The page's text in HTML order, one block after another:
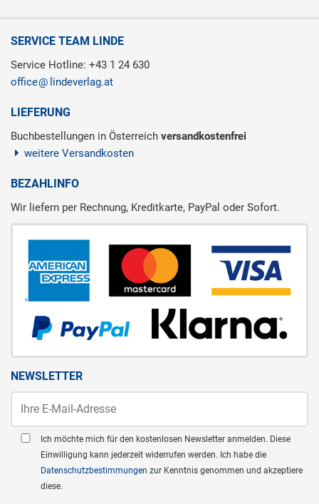
SERVICE TEAM LINDE
Service Hotline: +43 1 24 630
office
lindeverlag.at
LIEFERUNG
Buchbestellungen in Österreich versandkostenfrei
weitere Versandkosten
BEZAHLINFO
Wir liefern per Rechnung, Kreditkarte, PayPal oder Sofort.
NEWSLETTER
Ich möchte mich für den kostenlosen Newsletter anmelden. Diese
Einwilligung kann jederzeit widerrufen werden. Ich habe die
Datenschutzbestimmungen zur Kenntnis genommen und akzeptiere
diese.